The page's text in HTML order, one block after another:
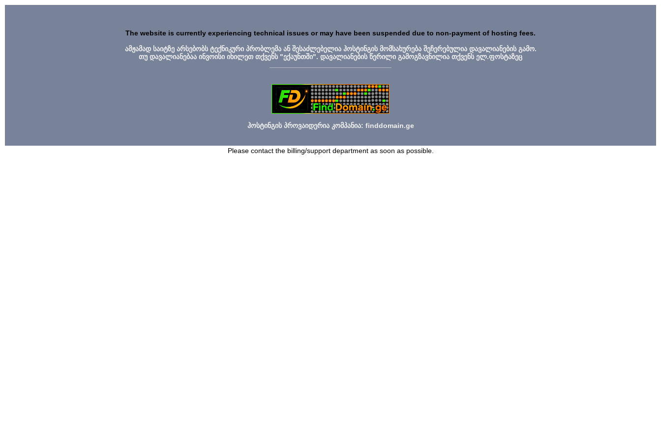
The website is currently experiencing technical issues or may have been suspended due to non-payment of hosting fees.
ამჟამად საიტზე არსებობს ტექნიკური პრობლემა ან შესაძლებელია ჰოსტინგის მომსახურება შეჩერებულია დავალიანების გამო.
თუ დავალიანებაა ინვოისი იხილეთ თქვენს "ექაუნთში". დავალიანების წერილი გამოგზავნილია თქვენს ელ.ფოსტაზეც
ჰოსტინგის პროვაიდერია კომპანია: finddomain.ge
Please contact the billing/support department as soon as possible.